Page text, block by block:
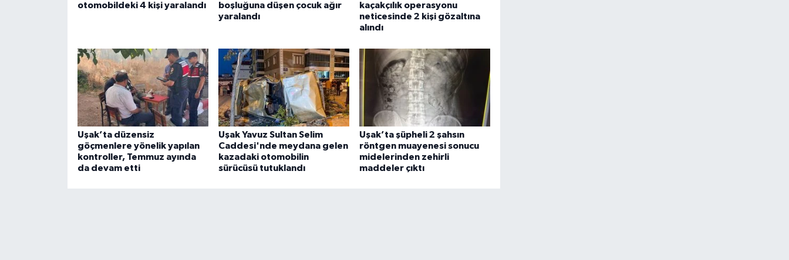
otomobildeki 4 kişi yaralandı
boşluğuna düşen çocuk ağır
yaralandı
kaçakçılık operasyonu
neticesinde 2 kişi gözaltına
alındı
Uşak’ta düzensiz
göçmenlere yönelik yapılan
kontroller, Temmuz ayında
da devam etti
Uşak Yavuz Sultan Selim
Caddesi'nde meydana gelen
kazadaki otomobilin
sürücüsü tutuklandı
Uşak’ta şüpheli 2 şahsın
röntgen muayenesi sonucu
midelerinden zehirli
maddeler çıktı